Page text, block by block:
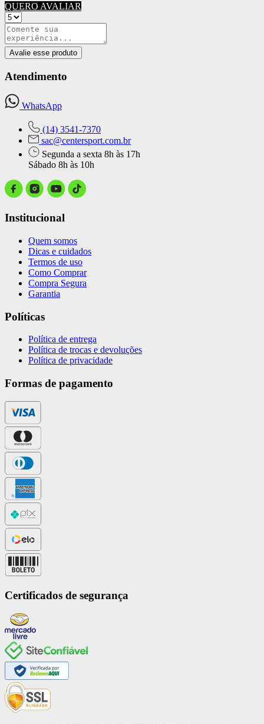
QUERO AVALIAR
Avalie esse produto
Atendimento
WhatsApp
(14) 3541-7370
sac@centersport.com.br
Segunda a sexta 8h às 17h
Sábado 8h às 10h
Institucional
Quem somos
Dicas e cuidados
Termos de uso
Como Comprar
Compra Segura
Garantia
Políticas
Política de entrega
Política de trocas e devoluções
Política de privacidade
Formas de pagamento
Certificados de segurança